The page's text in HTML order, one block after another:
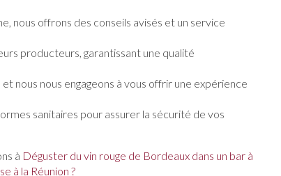
nous offrons des conseils avisés et un service
producteurs, garantissant une qualité
nous nous engageons à vous offrir une expérience
sanitaires pour assurer la sécurité de vos
à Déguster du vin rouge de Bordeaux dans un bar à
à la Réunion ?